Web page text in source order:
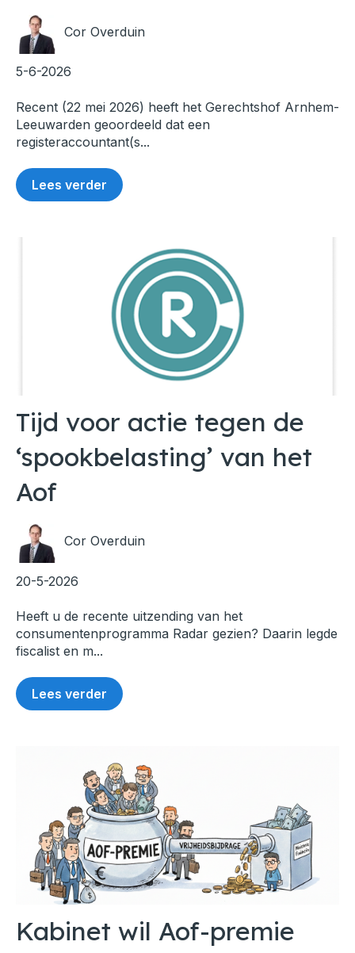
Cor Overduin
5-6-2026
Recent (22 mei 2026) heeft het Gerechtshof Arnhem-
Leeuwarden geoordeeld dat een
registeraccountant(s...
Lees verder
Tijd voor actie tegen de
‘spookbelasting’ van het
Aof
Cor Overduin
20-5-2026
Heeft u de recente uitzending van het
consumentenprogramma Radar gezien? Daarin legde
fiscalist en m...
Lees verder
Kabinet wil Aof-premie